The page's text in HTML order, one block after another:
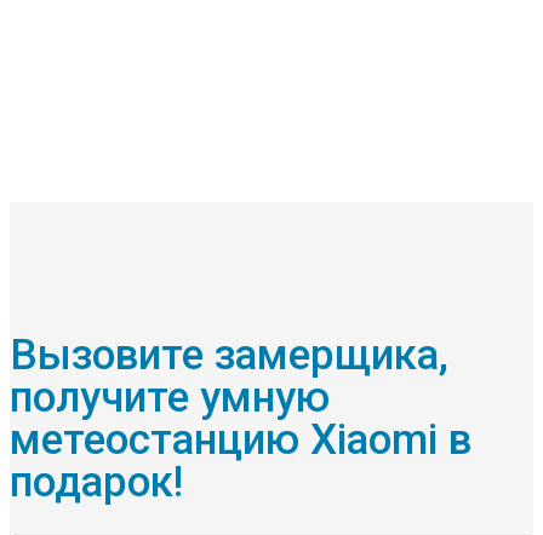
Вызовите замерщика,
получите умную
метеостанцию Xiaomi в
подарок!